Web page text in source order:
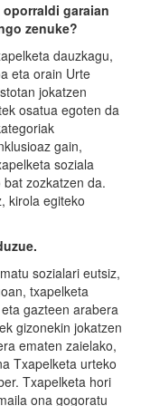
garaian
zenuke?
dauzkagu,
eta orain Urte
jokatzen
osatua egoten da
gain,
soziala
zozkatzen da.
kirola egiteko
sozialari eutsiz,
txapelketa
gazteen arabera
gizonekin jokatzen
ematen zaielako,
Txapelketa urteko
Txapelketa hori
ona gogoratu